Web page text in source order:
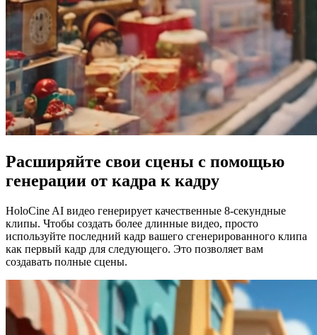
Расширяйте свои сцены с помощью
генерации от кадра к кадру
HoloCine AI видео генерирует качественные 8-секундные
клипы. Чтобы создать более длинные видео, просто
используйте последний кадр вашего сгенерированного клипа
как первый кадр для следующего. Это позволяет вам
создавать полные сцены.